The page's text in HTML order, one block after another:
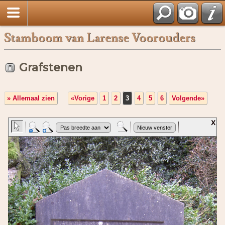
Stamboom van Larense Voorouders
Grafstenen
» Allemaal zien «Vorige 1 2 3 4 5 6 Volgende»